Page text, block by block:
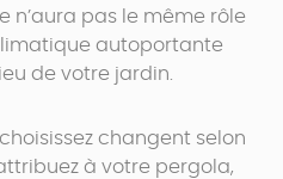
n’aura pas le même rôle
autoportante
de votre jardin.
changent selon
à votre pergola,